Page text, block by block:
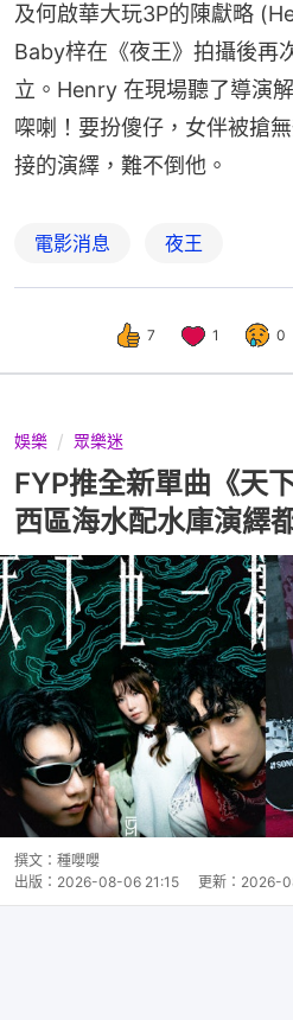
及何啟華大玩3P的陳獻略
Baby梓在《夜王》拍攝後再
立。Henry 在現場聽了導演
㗎喇！要扮傻仔，女伴被搶
接的演繹，難不倒他。
電影消息 夜王
7 1 0
娛樂 眾樂迷
FYP推全新單曲《天
西區海水配水庫演繹
撰文： 種嚶嚶
出版： 2026-08-06 21:15 更新： 2026-